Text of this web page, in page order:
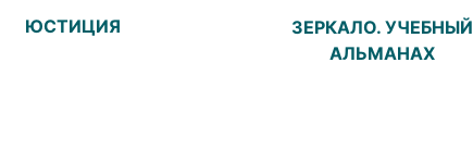
ЮСТИЦИЯ
ЗЕРКАЛО. УЧЕБНЫЙ
АЛЬМАНАХ